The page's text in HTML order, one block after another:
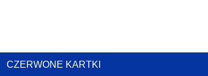
CZERWONE KARTKI